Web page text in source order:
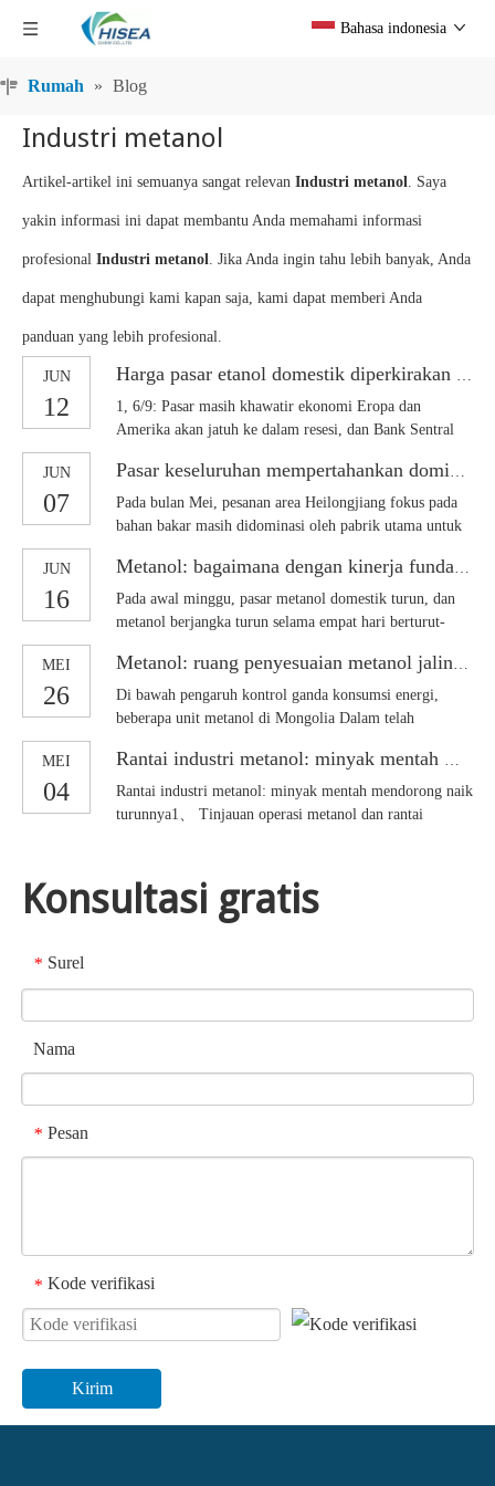
Bahasa indonesia
Rumah » Blog
Industri metanol
Artikel-artikel ini semuanya sangat relevan Industri metanol. Saya
yakin informasi ini dapat membantu Anda memahami informasi
profesional Industri metanol. Jika Anda ingin tahu lebih banyak, Anda
dapat menghubungi kami kapan saja, kami dapat memberi Anda
panduan yang lebih profesional.
JUN
12
Harga pasar etanol domestik diperkirakan akan melemah pada minggu ini
1, 6/9: Pasar masih khawatir ekonomi Eropa dan
Amerika akan jatuh ke dalam resesi, dan Bank Sentral
bunga dalam jangka pendek, harga minyak internasional
turun.Kontrak berjangka minyak mentah NYMEX 07
70,17 turun $1,12/barel, atau 1.
JUN
07
Pasar keseluruhan mempertahankan dominasi pembelian just-in-time
Pada bulan Mei, pesanan area Heilongjiang fokus pada
bahan bakar masih didominasi oleh pabrik utama untuk
dimakan untuk mempertahankan tingkat operasi yang
rendah, kontrak pengiriman untuk pesanan besar.May
Day setelah kembalinya hari raya, harga bahan baku
JUN
16
Metanol: bagaimana dengan kinerja fundamental dari futures yang jatuh berturut-turut?
Pada awal minggu, pasar metanol domestik turun, dan
metanol berjangka turun selama empat hari berturut-
sebelumnya.Batubara termal di pelabuhan Bohai Rim
terus menumpuk, beberapa pelabuhan berada di bawah
tekanan besar untuk mengeruk pelabuhan, dan pedagang
MEI
26
Metanol: ruang penyesuaian metanol jalinan udara multi atau terbatas
Di bawah pengaruh kontrol ganda konsumsi energi,
beberapa unit metanol di Mongolia Dalam telah
Sichuan SVW dan Lutianhua barat daya juga telah
dikurangi dalam operasi karena dampak dari gas yang
terbatas.Selain itu, beberapa inspeksi musim semi
MEI
04
Rantai industri metanol: minyak mentah mendorong naik turunnya
Rantai industri metanol: minyak mentah mendorong naik
turunnya1、 Tinjauan operasi metanol dan rantai
lebih sedikit.Pada 31 Maret, indeks harga rantai industri
metanol ditutup
Konsultasi gratis
* Surel
Nama
* Pesan
* Kode verifikasi
Kirim